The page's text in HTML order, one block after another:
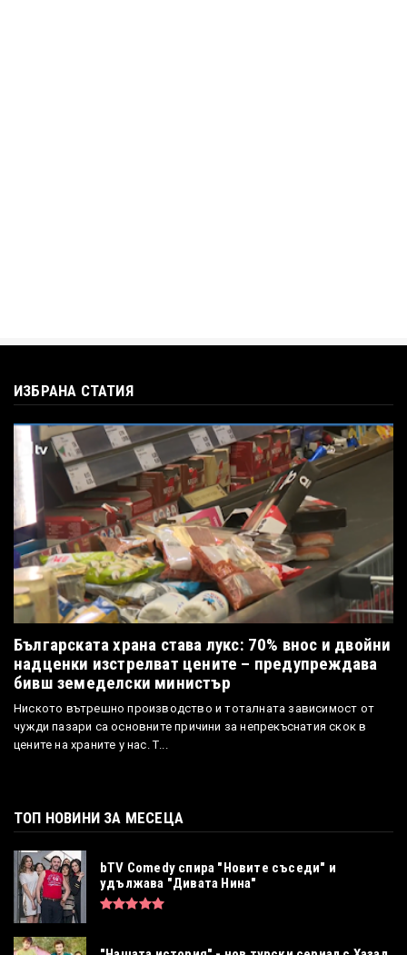
ИЗБРАНА СТАТИЯ
Българската храна става лукс: 70% внос и двойни
надценки изстрелват цените – предупреждава
бивш земеделски министър
Ниското вътрешно производство и тоталната зависимост от
чужди пазари са основните причини за непрекъснатия скок в
цените на храните у нас. Т...
ТОП НОВИНИ ЗА МЕСЕЦА
bTV Comedy спира "Новите съседи" и
удължава "Дивата Нина"